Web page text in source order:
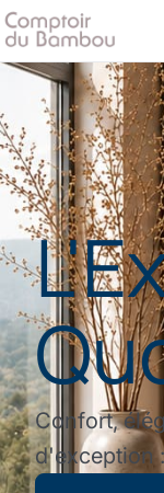
Confort,
d'exception